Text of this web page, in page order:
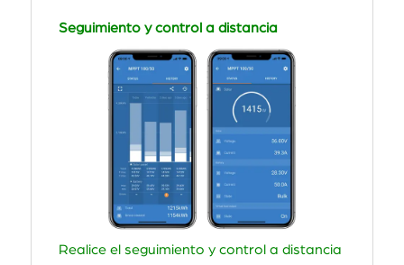
Seguimiento y control a distancia
Realice el seguimiento y control a distancia